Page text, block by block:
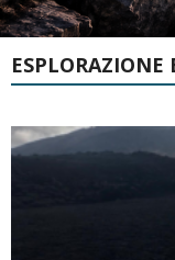
ESPLORAZIONE